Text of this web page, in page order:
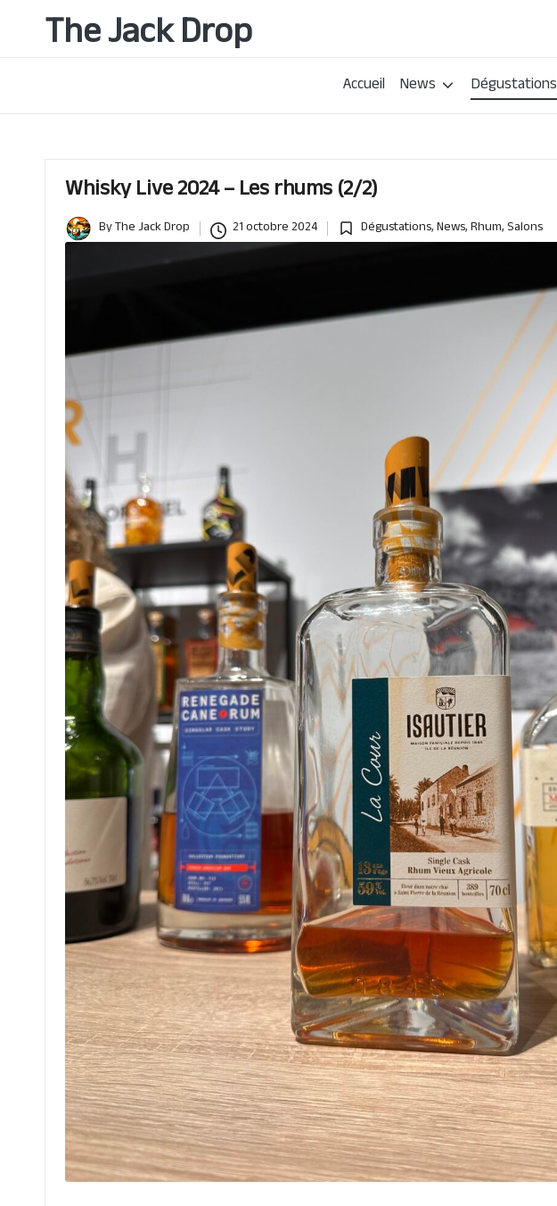
The Jack Drop
Passionné
Accueil News Dégustations
Whisky Live 2024 – Les rhums (2/2)
PostedByThe Jack Drop 21 octobre 2024
PostedDégustations,News,Rhum,Salons